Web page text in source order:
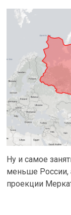
Ну и самое
меньше России,
проекции